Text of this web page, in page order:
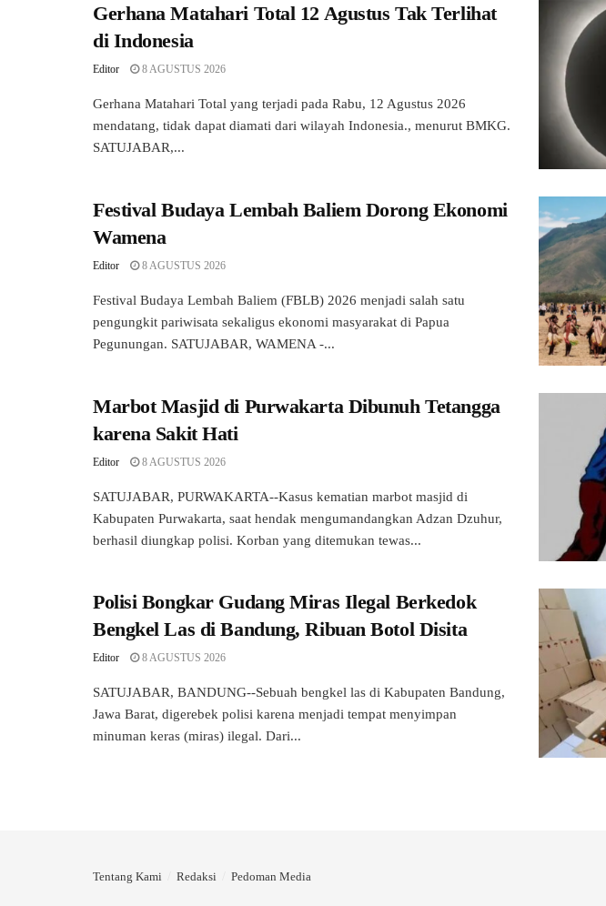
Gerhana Matahari Total 12 Agustus Tak Terlihat
di Indonesia
Editor 8 AGUSTUS 2026
Gerhana Matahari Total yang terjadi pada Rabu, 12 Agustus 2026
mendatang, tidak dapat diamati dari wilayah Indonesia., menurut BMKG.
SATUJABAR,...
Festival Budaya Lembah Baliem Dorong Ekonomi
Wamena
Editor 8 AGUSTUS 2026
Festival Budaya Lembah Baliem (FBLB) 2026 menjadi salah satu
pengungkit pariwisata sekaligus ekonomi masyarakat di Papua
Pegunungan. SATUJABAR, WAMENA -...
Marbot Masjid di Purwakarta Dibunuh Tetangga
karena Sakit Hati
Editor 8 AGUSTUS 2026
SATUJABAR, PURWAKARTA--Kasus kematian marbot masjid di
Kabupaten Purwakarta, saat hendak mengumandangkan Adzan Dzuhur,
berhasil diungkap polisi. Korban yang ditemukan tewas...
Polisi Bongkar Gudang Miras Ilegal Berkedok
Bengkel Las di Bandung, Ribuan Botol Disita
Editor 8 AGUSTUS 2026
SATUJABAR, BANDUNG--Sebuah bengkel las di Kabupaten Bandung,
Jawa Barat, digerebek polisi karena menjadi tempat menyimpan
minuman keras (miras) ilegal. Dari...
Tentang Kami Redaksi Pedoman Media